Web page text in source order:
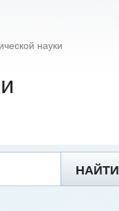
науки
НАЙТИ